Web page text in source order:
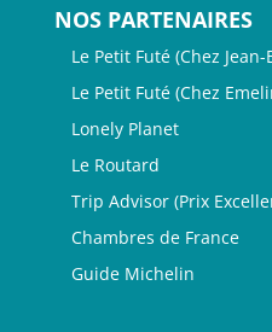
NOS PARTENAIRES
Le Petit Futé (Chez
Le Petit Futé (Chez
Lonely Planet
Le Routard
Trip Advisor (Prix
Chambres de France
Guide Michelin